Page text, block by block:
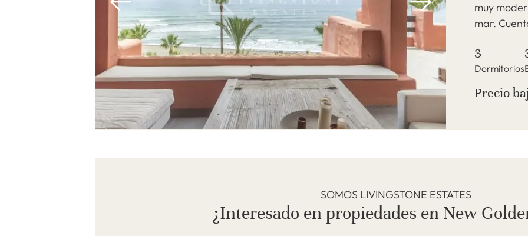
muy
mar.
3
Dormitorios
Precio
SOMOS LIVINGSTONE ESTATES
¿Interesado en propiedades en New